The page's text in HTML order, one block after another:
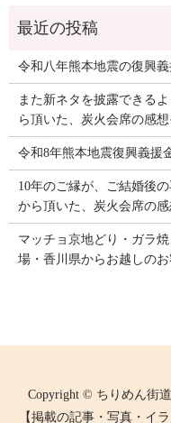
令和八年熊本地震の復興
また新ネタを披露できる
ら頂いた、炭火会席の感想
令和8年熊本地震復興義援
10年のご縁が、ご結婚後
から頂いた、炭火会席の感
マッチョ京地どり・ガラ
場・香川県からお越しのお
Copyright © ちりめん街
【掲載の記事・写真・イ